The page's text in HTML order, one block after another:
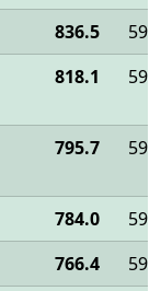
836.5
818.1
795.7
784.0
766.4